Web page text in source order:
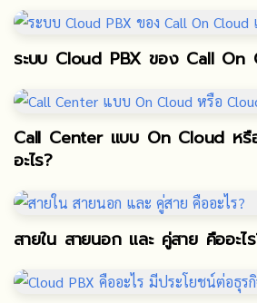
ระบบ Cloud PBX ของ Call On
Call Center แบบ On Cloud ห
อะไร?
สายใน สายนอก และ คู่สาย คืออะไ